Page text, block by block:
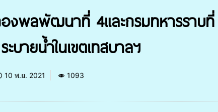
พลพัฒนาที่ 4และกรมทหารราบที่
ายน้ำในเขตเทสบาลฯ
10 พ.ย. 2021 1093